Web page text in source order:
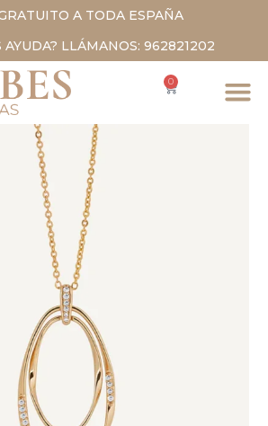
A TODA ESPAÑA
AYUDA? LLÁMANOS: 962821202
0